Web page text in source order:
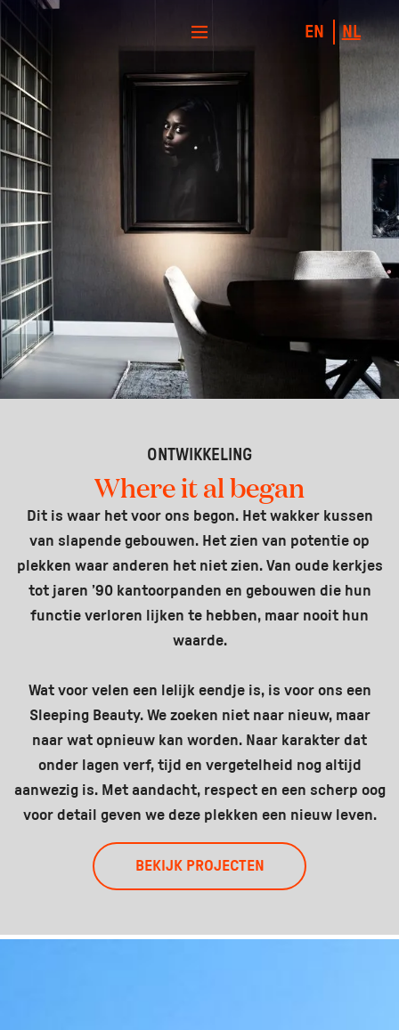
EN NL
ONTWIKKELING
Where it al began
Dit is waar het voor ons begon. Het wakker kussen
van slapende gebouwen. Het zien van potentie op
plekken waar anderen het niet zien. Van oude kerkjes
tot jaren ’90 kantoorpanden en gebouwen die hun
functie verloren lijken te hebben, maar nooit hun
waarde.
Wat voor velen een lelijk eendje is, is voor ons een
Sleeping Beauty. We zoeken niet naar nieuw, maar
naar wat opnieuw kan worden. Naar karakter dat
onder lagen verf, tijd en vergetelheid nog altijd
aanwezig is. Met aandacht, respect en een scherp oog
voor detail geven we deze plekken een nieuw leven.
BEKIJK PROJECTEN